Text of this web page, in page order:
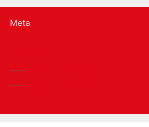
Meta